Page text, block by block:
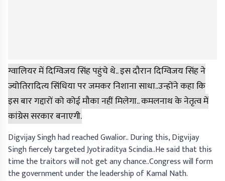
ग्वालियर में दिग्विजय सिंह पहुंचे थे.. इस दौरान दिग्विजय सिंह ने
ज्योतिरादित्य सिंधिया पर जमकर निशाना साधा..उन्होंने कहा कि
इस बार गद्दारों को कोई मौका नहीं मिलेगा.. कमलनाथ के नेतृत्व में
कांग्रेस सरकार बनाएगी.
Digvijay Singh had reached Gwalior.. During this, Digvijay
Singh fiercely targeted Jyotiraditya Scindia..He said that this
time the traitors will not get any chance..Congress will form
the government under the leadership of Kamal Nath.